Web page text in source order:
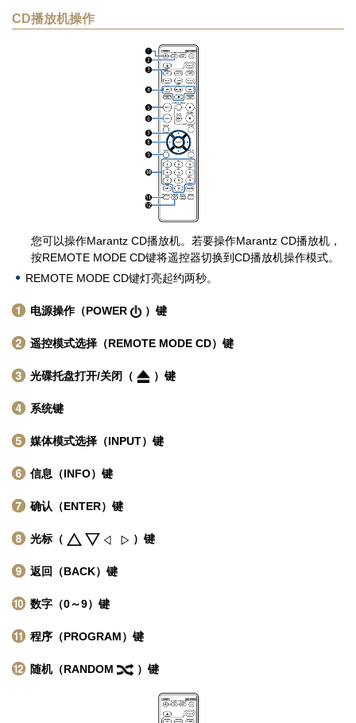
CD播放机操作
您可以操作Marantz CD播放机。若要操作Marantz CD播放机，
按REMOTE MODE CD键将遥控器切换到CD播放机操作模式。
REMOTE MODE CD键灯亮起约两秒。
电源操作（POWER ）键
遥控模式选择（REMOTE MODE CD）键
光碟托盘打开/关闭（ ）键
系统键
媒体模式选择（INPUT）键
信息（INFO）键
确认（ENTER）键
光标（ ）键
返回（BACK）键
数字（0～9）键
程序（PROGRAM）键
随机（RANDOM ）键